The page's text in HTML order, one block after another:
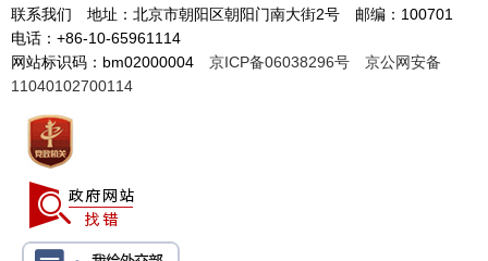
联系我们 地址：北京市朝阳区朝阳门南大街2号 邮编：100701
电话：+86-10-65961114
网站标识码：bm02000004 京ICP备06038296号
京公网安备
11040102700114